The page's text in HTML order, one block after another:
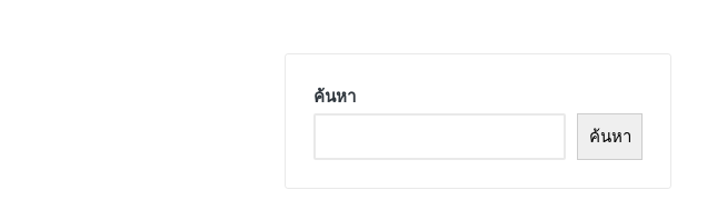
ค้นหา
ค้นหา